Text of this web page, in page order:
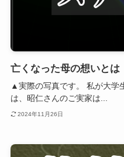
亡くなった母の想いとは
▲実際の写真です。 私が大学
は、昭仁さんのご実家は...
2024年11月26日